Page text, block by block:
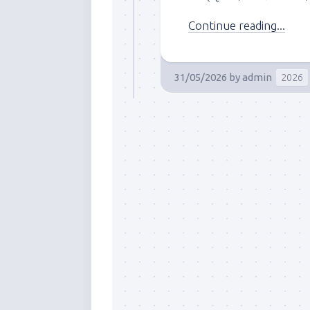
Continue reading...
31/05/2026 byadmin 2026